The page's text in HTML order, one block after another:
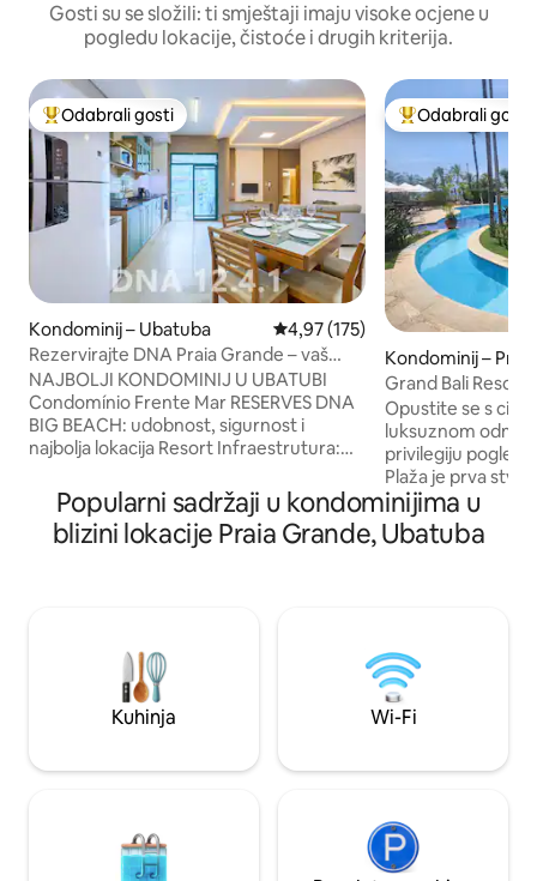
Gosti su se složili: ti smještaji imaju visoke ocjene u
pogledu lokacije, čistoće i drugih kriterija.
Među najviše rangiranima s oznakom „Odabrali gosti”
Odabrali gosti
Kondominij – Ubatuba Prosječna ocjena: 4,97/5,
4,97 (175)
Rezervirajte DNA Praia Grande – vaš
najbolji odmor
NAJBOLJI KONDOMINIJ U UBATUBI
Condomínio Frente Mar RESERVES DNA
BIG BEACH: udobnost, sigurnost i
najbolja lokacija Resort Infraestrutura:
bazen (grijani) - sauna seca i parna sauna
-kino -brinquedoteca -akademska-
zajednica Prednji dio kondominija
PROMOTIVNO RAZDOBLJE ZBOG
RADOVA U KONDOMINIJU (Spa centar,
Među najviše
Odabrali gosti
Kondominij –
Ubatuba
Grand Bali Resort
Opustite se s
luksuznom
privilegiju
Plaža je prva
otvorite oči, kao i
valova koji se
bazenu dok
gradu, s
pekarnicama,
Popularni sadržaji u kondominijima u
blizini lokacije Praia Grande, Ubatuba
Kuhinja Wi-Fi